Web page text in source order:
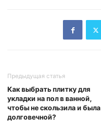
Предыдущая статья
Как выбрать плитку для
укладки на пол в ванной,
чтобы не скользила и была
долговечной?